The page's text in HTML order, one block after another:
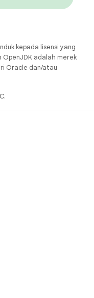
kepada lisensi yang
OpenJDK adalah merek
Oracle dan/atau